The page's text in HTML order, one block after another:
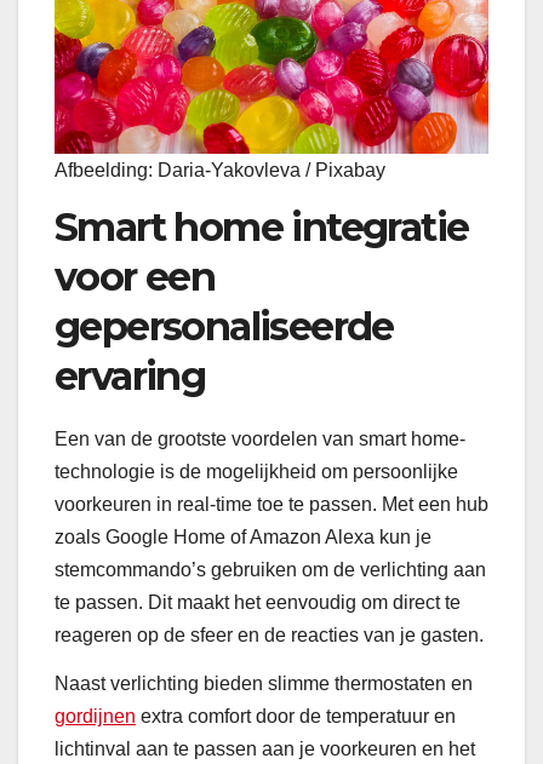
Afbeelding: Daria-Yakovleva / Pixabay
Smart home integratie
voor een
gepersonaliseerde
ervaring
Een van de grootste voordelen van smart home-
technologie is de mogelijkheid om persoonlijke
voorkeuren in real-time toe te passen. Met een hub
zoals Google Home of Amazon Alexa kun je
stemcommando’s gebruiken om de verlichting aan
te passen. Dit maakt het eenvoudig om direct te
reageren op de sfeer en de reacties van je gasten.
Naast verlichting bieden slimme thermostaten en
gordijnen extra comfort door de temperatuur en
lichtinval aan te passen aan je voorkeuren en het